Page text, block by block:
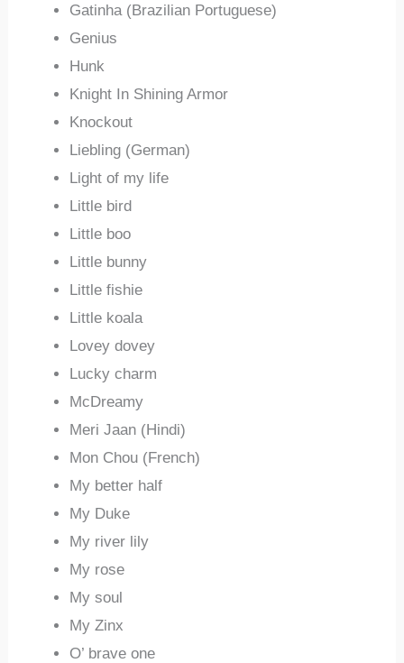
Gatinha (Brazilian Portuguese)
Genius
Hunk
Knight In Shining Armor
Knockout
Liebling (German)
Light of my life
Little bird
Little boo
Little bunny
Little fishie
Little koala
Lovey dovey
Lucky charm
McDreamy
Meri Jaan (Hindi)
Mon Chou (French)
My better half
My Duke
My river lily
My rose
My soul
My Zinx
O’ brave one